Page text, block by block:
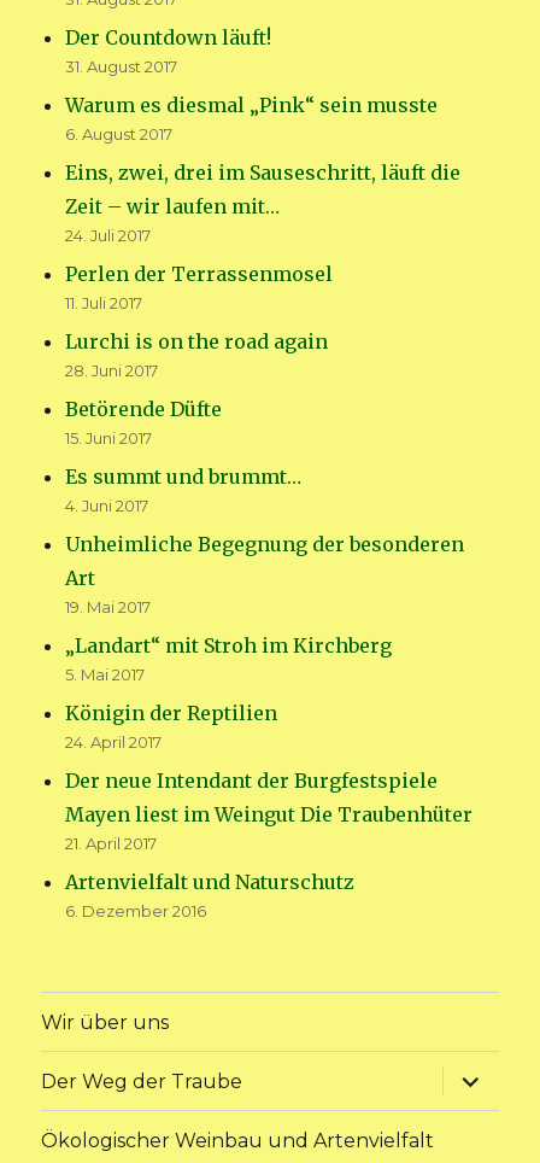
Der Countdown läuft!
31. August 2017
Warum es diesmal „Pink“ sein musste
6. August 2017
Eins, zwei, drei im Sauseschritt, läuft die
Zeit – wir laufen mit…
24. Juli 2017
Perlen der Terrassenmosel
11. Juli 2017
Lurchi is on the road again
28. Juni 2017
Betörende Düfte
15. Juni 2017
Es summt und brummt…
4. Juni 2017
Unheimliche Begegnung der besonderen
Art
19. Mai 2017
„Landart“ mit Stroh im Kirchberg
5. Mai 2017
Königin der Reptilien
24. April 2017
Der neue Intendant der Burgfestspiele
Mayen liest im Weingut Die Traubenhüter
21. April 2017
Artenvielfalt und Naturschutz
6. Dezember 2016
Wir über uns
Der Weg der Traube
Ökologischer Weinbau und Artenvielfalt